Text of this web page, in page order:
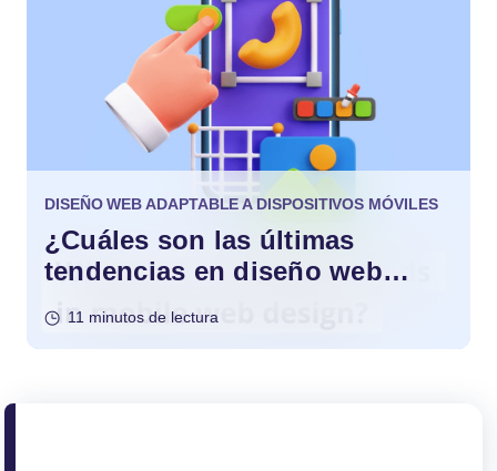
DISEÑO WEB ADAPTABLE A DISPOSITIVOS MÓVILES
¿Cuáles son las últimas
tendencias en diseño web
11 minutos de lectura